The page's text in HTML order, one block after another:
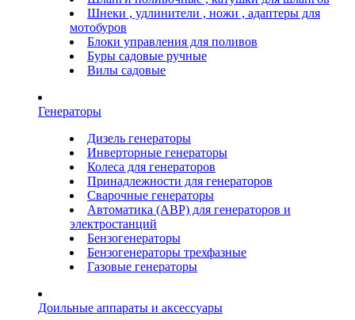
Шнеки , удлинители , ножи , адаптеры для
мотобуров
Блоки управления для поливов
Буры садовые ручные
Вилы садовые
Генераторы
Дизель генераторы
Инверторные генераторы
Колеса для генераторов
Принадлежности для генераторов
Сварочные генераторы
Автоматика (АВР) для генераторов и
электростанций
Бензогенераторы
Бензогенераторы трехфазные
Газовые генераторы
Доильные аппараты и аксессуары